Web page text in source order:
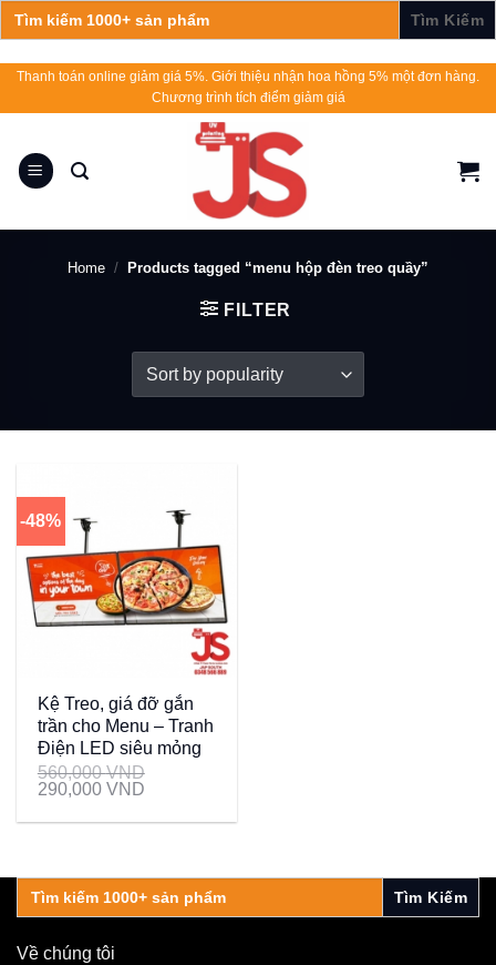
Search
for:
Skip
Thanh toán online giảm giá 5%. Giới thiệu nhận hoa hồng 5% một đơn hàng.
Chương trình tích điểm giảm giá
Home / Products tagged “menu hộp đèn treo quầy”
FILTER
-48%
Kệ Treo, giá đỡ gắn
trần cho Menu – Tranh
Điện LED siêu mỏng
560,000VND
290,000 VND
Search
for:
Về chúng tôi